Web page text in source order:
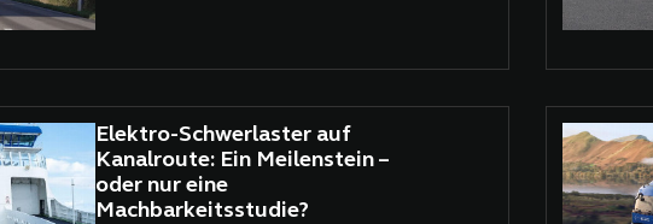
Elektro-Schwerlaster auf
Kanalroute: Ein Meilenstein –
oder nur eine
Machbarkeitsstudie?